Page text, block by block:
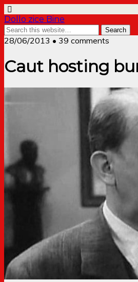
Dollo zice Bine
28/06/2013 • 39 comments
Caut hosting